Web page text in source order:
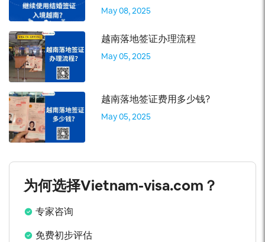
May 08, 2025
越南落地签证办理流程
May 05, 2025
越南落地签证费用多少钱?
May 05, 2025
为何选择Vietnam-visa.com？
专家咨询
免费初步评估